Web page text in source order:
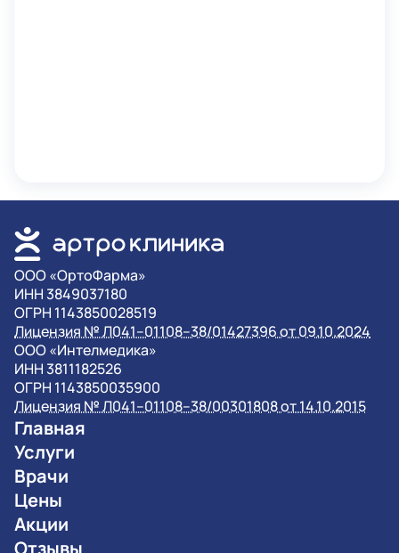
OOO «ОртоФарма»
ИНН 3849037180
ОГРН 1143850028519
Лицензия № Л041–01108–38/01427396 от 09.10.2024
OOO «Интелмедика»
ИНН 3811182526
ОГРН 1143850035900
Лицензия № Л041–01108–38/00301808 от 14.10.2015
Главная
Услуги
Врачи
Цены
Акции
Отзывы